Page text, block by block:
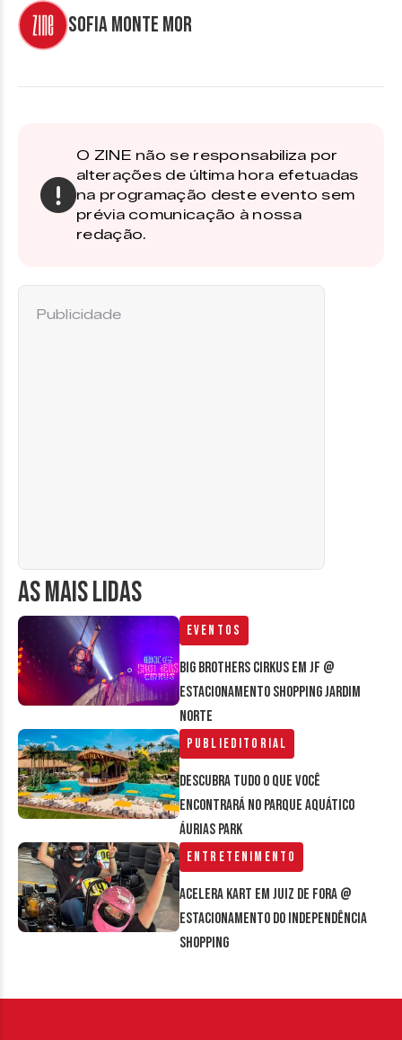
Sofia Monte Mor
O ZINE não se responsabiliza por
alterações de última hora efetuadas
na programação deste evento sem
prévia comunicação à nossa
redação.
AS MAIS LIDAS
Eventos
Big Brothers Cirkus em JF @
estacionamento Shopping Jardim
Norte
Publieditorial
Descubra tudo o que você
encontrará no parque aquático
Áurias Park
Entretenimento
Acelera Kart em Juiz de Fora @
estacionamento do Independência
Shopping
Publicidade